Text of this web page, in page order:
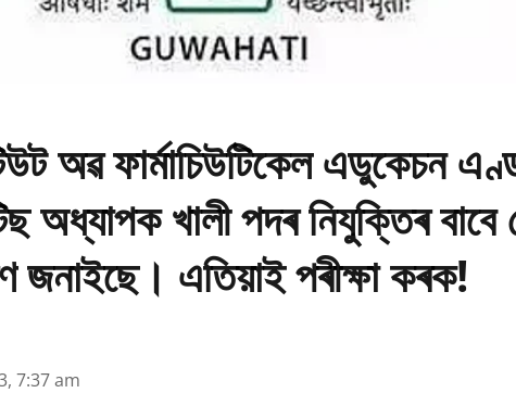
অৱ ফাৰ্মাচিউটিকেল এডুকেচন
অধ্যাপক খালী পদৰ নিযুক্তিৰ
জনাইছে। এতিয়াই পৰীক্ষা কৰক!
7:37 am